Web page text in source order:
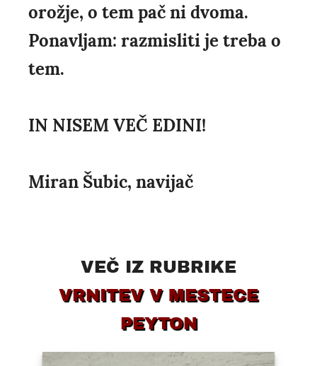
orožje, o tem pač ni dvoma.
Ponavljam: razmisliti je treba o
tem.
IN NISEM VEČ EDINI!
Miran Šubic, navijač
VEČ IZ RUBRIKE
VRNITEV V MESTECE
PEYTON